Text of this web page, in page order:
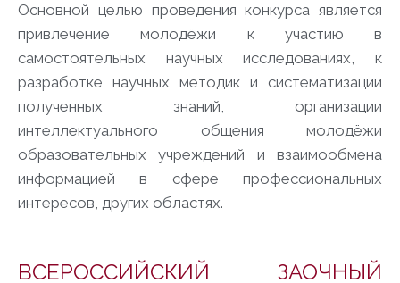
Основной целью проведения конкурса является
привлечение молодёжи к участию в
самостоятельных научных исследованиях, к
разработке научных методик и систематизации
полученных знаний, организации
интеллектуального общения молодёжи
образовательных учреждений и взаимообмена
информацией в сфере профессиональных
интересов, других областях.
ВСЕРОССИЙСКИЙ ЗАОЧНЫЙ